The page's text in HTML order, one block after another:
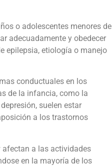
o adolescentes menores de
adecuadamente y obedecer
epilepsia, etiología o manejo
conductuales en los
de la infancia, como la
suelen estar
a los trastornos
afectan a las actividades
en la mayoría de los